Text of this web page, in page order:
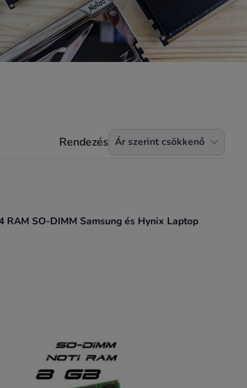
Termékek rendezése
Rendezés Ár szerint csökkenő
RAM SO-DIMM Samsung és Hynix Laptop